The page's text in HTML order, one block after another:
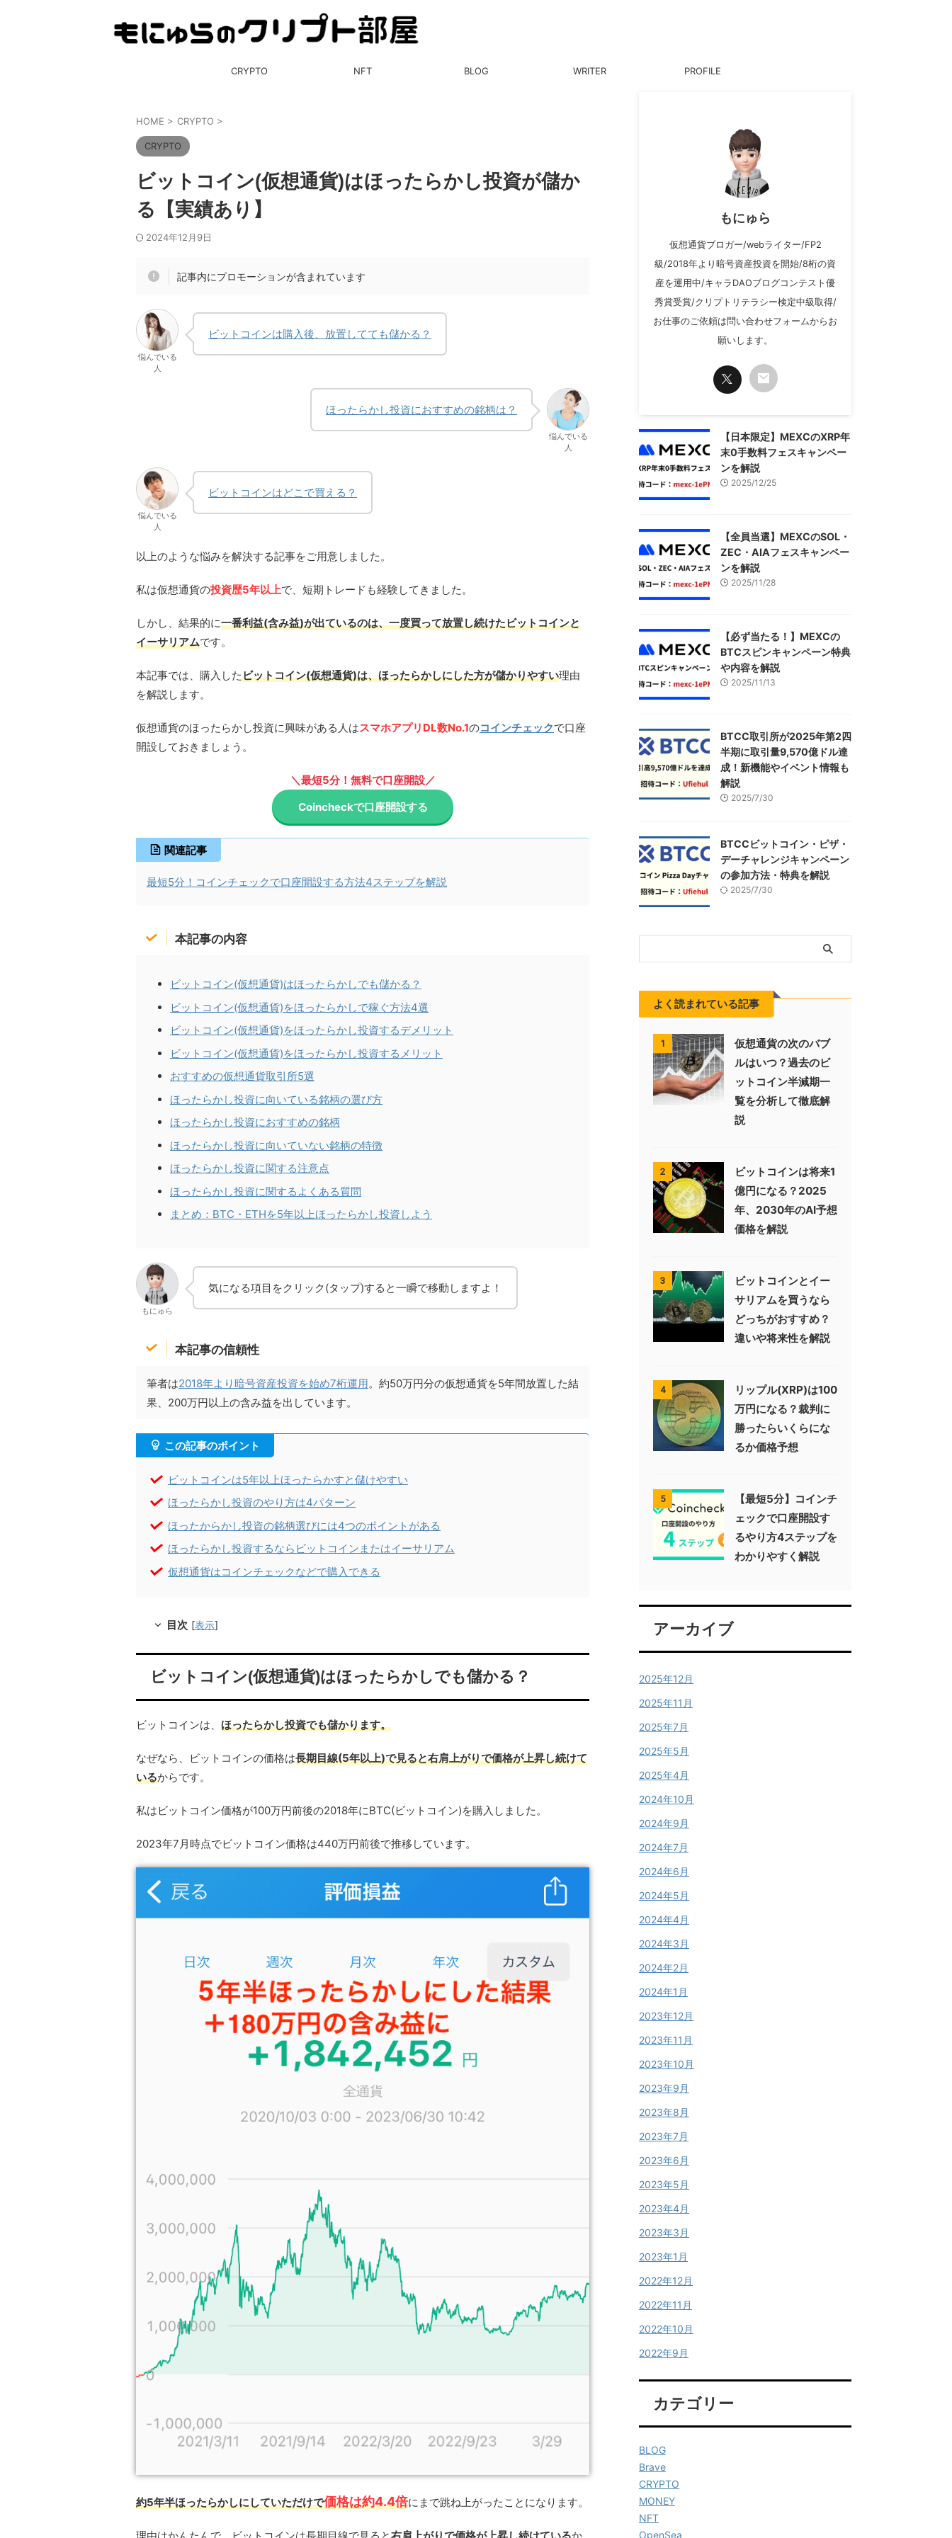
CRYPTO NFT BLOG WRITER PROFILE
HOME > CRYPTO >
CRYPTO
ビットコイン(仮想通貨)はほったらかし投資が儲か
る【実績あり】
2024年12月9日
記事内にプロモーションが含まれています
悩んでいる
人
ビットコインは購入後、放置してても儲かる？
ほったらかし投資におすすめの銘柄は？
悩んでいる
人
悩んでいる
人
ビットコインはどこで買える？
以上のような悩みを解決する記事をご用意しました。
私は仮想通貨の投資歴5年以上で、短期トレードも経験してきました。
しかし、結果的に一番利益(含み益)が出ているのは、一度買って放置し続けたビットコインと
イーサリアムです。
本記事では、購入したビットコイン(仮想通貨)は、ほったらかしにした方が儲かりやすい理由
を解説します。
仮想通貨のほったらかし投資に興味がある人はスマホアプリDL数No.1のコインチェックで口座
開設しておきましょう。
＼最短5分！無料で口座開設／
Coincheckで口座開設する
関連記事
最短5分！コインチェックで口座開設する方法4ステップを解説
本記事の内容
ビットコイン(仮想通貨)はほったらかしでも儲かる？
ビットコイン(仮想通貨)をほったらかしで稼ぐ方法4選
ビットコイン(仮想通貨)をほったらかし投資するデメリット
ビットコイン(仮想通貨)をほったらかし投資するメリット
おすすめの仮想通貨取引所5選
ほったらかし投資に向いている銘柄の選び方
ほったらかし投資におすすめの銘柄
ほったらかし投資に向いていない銘柄の特徴
ほったらかし投資に関する注意点
ほったらかし投資に関するよくある質問
まとめ：BTC・ETHを5年以上ほったらかし投資しよう
もにゅら
気になる項目をクリック(タップ)すると一瞬で移動しますよ！
本記事の信頼性
筆者は2018年より暗号資産投資を始め7桁運用。約50万円分の仮想通貨を5年間放置した結
果、200万円以上の含み益を出しています。
この記事のポイント
ビットコインは5年以上ほったらかすと儲けやすい
ほったらかし投資のやり方は4パターン
ほったからかし投資の銘柄選びには4つのポイントがある
ほったらかし投資するならビットコインまたはイーサリアム
仮想通貨はコインチェックなどで購入できる
目次 [表示]
ビットコイン(仮想通貨)はほったらかしでも儲かる？
ビットコインは、 ほったらかし投資でも儲かります。
なぜなら、ビットコインの価格は長期目線(5年以上)で見ると右肩上がりで価格が上昇し続けて
いるからです。
私はビットコイン価格が100万円前後の2018年にBTC(ビットコイン)を購入しました。
2023年7月時点でビットコイン価格は440万円前後で推移しています。
約5年半ほったらかしにしていただけで価格は約4.4倍にまで跳ね上がったことになります。
理由はかんたんで、ビットコインは長期目線で見ると右肩上がりで価格が上昇し続けているか
もにゅら
仮想通貨ブロガー/webライター/FP2
級/2018年より暗号資産投資を開始/8桁の資
産を運用中/キャラDAOブログコンテスト優
秀賞受賞/クリプトリテラシー検定中級取得/
お仕事のご依頼は問い合わせフォームからお
願いします。
【日本限定】MEXCのXRP年
末0手数料フェスキャンペー
ンを解説
2025/12/25
【全員当選】MEXCのSOL・
ZEC・AIAフェスキャンペー
ンを解説
2025/11/28
【必ず当たる！】MEXCの
BTCスピンキャンペーン特典
や内容を解説
2025/11/13
BTCC取引所が2025年第2四
半期に取引量9,570億ドル達
成！新機能やイベント情報も
解説
2025/7/30
BTCCビットコイン・ピザ・
デーチャレンジキャンペーン
の参加方法・特典を解説
2025/7/30
よく読まれている記事
1
仮想通貨の次のバブ
ルはいつ？過去のビ
ットコイン半減期一
覧を分析して徹底解
説
2
ビットコインは将来1
億円になる？2025
年、2030年のAI予想
価格を解説
3
ビットコインとイー
サリアムを買うなら
どっちがおすすめ？
違いや将来性を解説
4
リップル(XRP)は100
万円になる？裁判に
勝ったらいくらにな
るか価格予想
5
【最短5分】コインチ
ェックで口座開設す
るやり方4ステップを
わかりやすく解説
アーカイブ
2025年12月
2025年11月
2025年7月
2025年5月
2025年4月
2024年10月
2024年9月
2024年7月
2024年6月
2024年5月
2024年4月
2024年3月
2024年2月
2024年1月
2023年12月
2023年11月
2023年10月
2023年9月
2023年8月
2023年7月
2023年6月
2023年5月
2023年4月
2023年3月
2023年1月
2022年12月
2022年11月
2022年10月
2022年9月
カテゴリー
BLOG
Brave
CRYPTO
MONEY
NFT
OpenSea